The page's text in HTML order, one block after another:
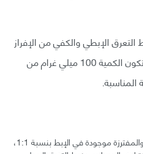
الإبطي والكفي من الإفراز
الفسيولوجي الطبيعي للعرق، قد تكون الكمية 100 ميلي غرام من
وجد الباحثون أن الغدد العرقية الناتحة والمفترزة موجودة في الإبط بنسبة 1:1،